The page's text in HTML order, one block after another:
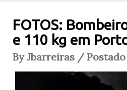
FOTOS:
e 110 kg em
By Jbarreiras /